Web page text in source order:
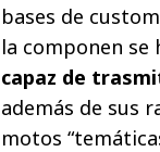
bases de
la componen se
capaz de
además de sus
motos